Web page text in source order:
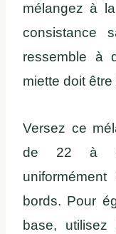
mélangez à
consistance
ressemble à
miette doit
Versez ce
de 22 à
bords. Pour
base,